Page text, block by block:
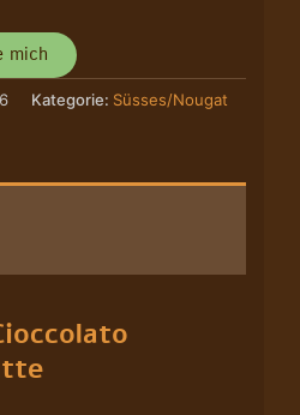
Kategorie: Süsses/Nougat